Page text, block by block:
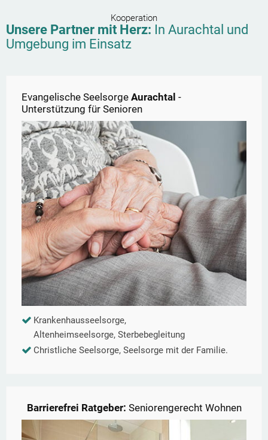
Kooperation
Unsere Partner mit Herz: In Aurachtal und
Umgebung im Einsatz
Evangelische Seelsorge Aurachtal -
Unterstützung für Senioren
Krankenhausseelsorge,
Altenheimseelsorge, Sterbebegleitung
Christliche Seelsorge, Seelsorge mit der Familie.
Barrierefrei Ratgeber: Seniorengerecht Wohnen